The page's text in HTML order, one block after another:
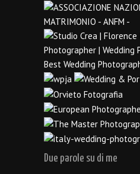
Due parole su di me